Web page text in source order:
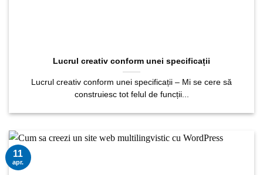
Lucrul creativ conform unei specificații
Lucrul creativ conform unei specificații – Mi se cere să
construiesc tot felul de funcții...
11
apr.